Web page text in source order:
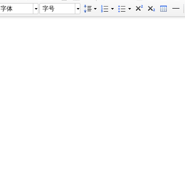
字体 字号